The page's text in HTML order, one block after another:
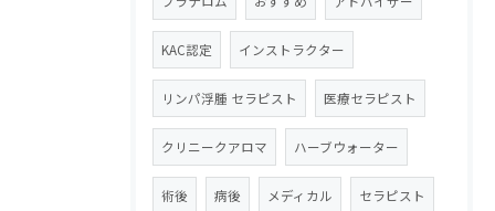
KAC認定 インストラクター
リンパ浮腫 セラピスト 医療セラピスト
クリニークアロマ ハーブウォーター
術後 病後 メディカル セラピスト